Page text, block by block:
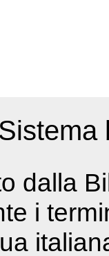
dalla
i